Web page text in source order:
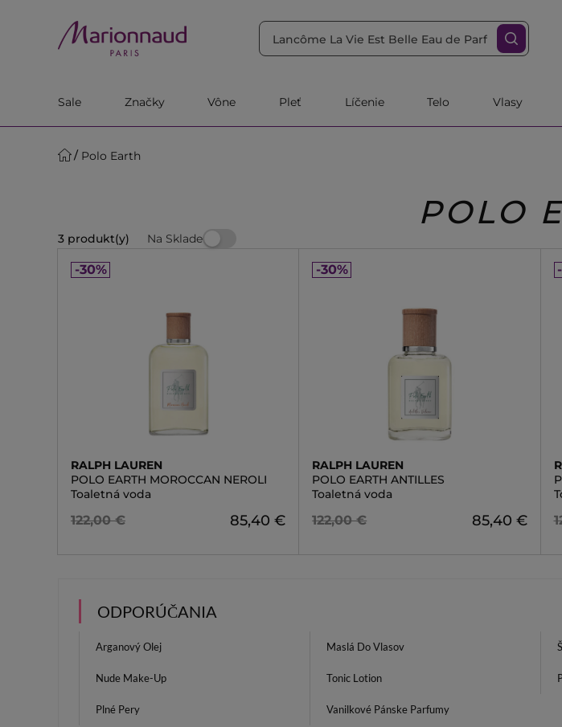
Sale Značky Vône Pleť Líčenie Telo Vlasy
Polo Earth
POLO
3 produkt(y) Na Sklade
-30%
RALPH LAUREN
POLO EARTH MOROCCAN NEROLI
Toaletná voda
122,00 € 85,40 €
-30%
RALPH LAUREN
POLO EARTH ANTILLES
Toaletná voda
122,00 € 85,40 €
ODPORÚČANIA
Arganový Olej Maslá Do Vlasov
Nude Make-Up Tonic Lotion
Plné Pery Vanilkové Pánske Parfumy